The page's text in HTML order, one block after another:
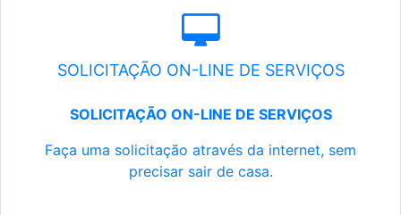
SOLICITAÇÃO ON-LINE DE SERVIÇOS
SOLICITAÇÃO ON-LINE DE SERVIÇOS
Faça uma solicitação através da internet, sem
precisar sair de casa.